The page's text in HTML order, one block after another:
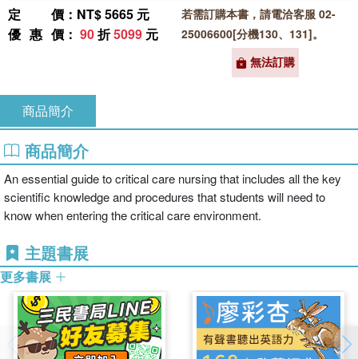
定價 ：NT$ 5665 元
優惠價 ： 90折5099 元
若需訂購本書，請電洽客服 02-
25006600[分機130、131]。
無法訂購
商品簡介
商品簡介
An essential guide to critical care nursing that includes all the key
scientific knowledge and procedures that students will need to
know when entering the critical care environment.
主題書展
更多書展